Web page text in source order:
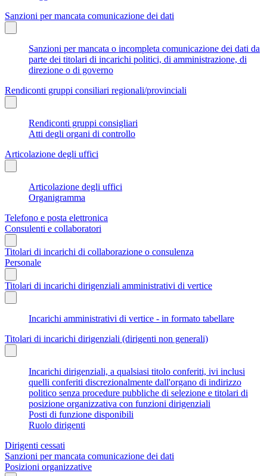
Sanzioni per mancata comunicazione dei dati
Sanzioni per mancata o incompleta comunicazione dei dati da
parte dei titolari di incarichi politici, di amministrazione, di
direzione o di governo
Rendiconti gruppi consiliari regionali/provinciali
Rendiconti gruppi consigliari
Atti degli organi di controllo
Articolazione degli uffici
Articolazione degli uffici
Organigramma
Telefono e posta elettronica
Consulenti e collaboratori
Titolari di incarichi di collaborazione o consulenza
Personale
Titolari di incarichi dirigenziali amministrativi di vertice
Incarichi amministrativi di vertice - in formato tabellare
Titolari di incarichi dirigenziali (dirigenti non generali)
Incarichi dirigenziali, a qualsiasi titolo conferiti, ivi inclusi
quelli conferiti discrezionalmente dall'organo di indirizzo
politico senza procedure pubbliche di selezione e titolari di
posizione organizzativa con funzioni dirigenziali
Posti di funzione disponibili
Ruolo dirigenti
Dirigenti cessati
Sanzioni per mancata comunicazione dei dati
Posizioni organizzative